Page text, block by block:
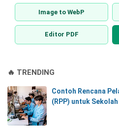
Image to WebP
Editor PDF
🔥 TRENDING
Contoh Rencana
(RPP) untuk